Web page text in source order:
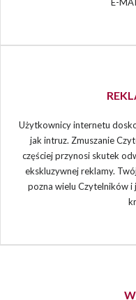
E-
Użytkownicy internetu
jak intruz. Zmuszanie
częściej przynosi skutek
ekskluzywnej reklamy.
pozna wielu Czytelników i